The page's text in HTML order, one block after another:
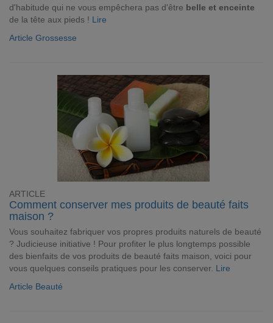
d'habitude qui ne vous empêchera pas d'être belle et enceinte
de la tête aux pieds ! Lire
Article Grossesse
ARTICLE
Comment conserver mes produits de beauté faits
maison ?
Vous souhaitez fabriquer vos propres produits naturels de beauté
? Judicieuse initiative ! Pour profiter le plus longtemps possible
des bienfaits de vos produits de beauté faits maison, voici pour
vous quelques conseils pratiques pour les conserver. Lire
Article Beauté